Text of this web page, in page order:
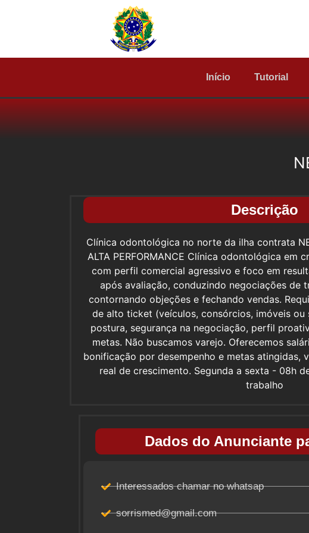
Início Tutorial
Descrição
Clínica odontológica no norte da ilha contrata
ALTA PERFORMANCE Clínica odontológica em
com perfil comercial agressivo e foco em
após avaliação, conduzindo negociações de
contornando objeções e fechando vendas.
de alto ticket (veículos, consórcios, imóveis ou
postura, segurança na negociação, perfil
metas. Não buscamos varejo. Oferecemos
bonificação por desempenho e metas atingidas,
real de crescimento. Segunda a sexta - 08h
trabalho
Dados do Anunciante
Interessados chamar no whatsap
sorrismed@gmail.com